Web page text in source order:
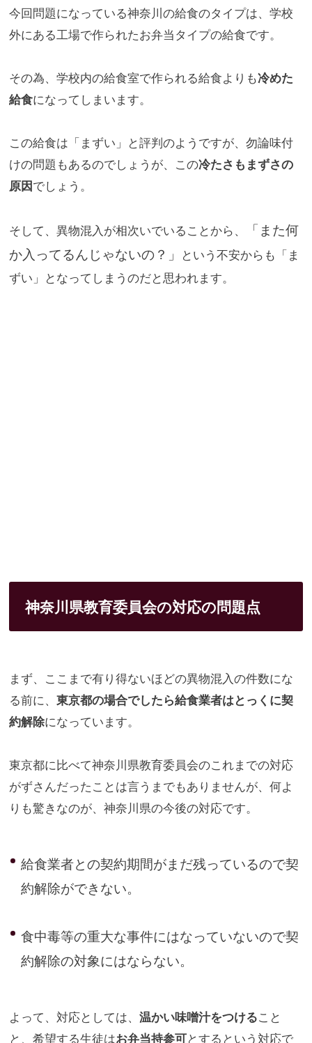
今回問題になっている神奈川の給食のタイプは、学校
外にある工場で作られたお弁当タイプの給食です。
その為、学校内の給食室で作られる給食よりも冷めた
給食になって しまいます。
この給食は「まずい」と評判のようですが、勿論味付
けの問題もあるのでしょうが、この冷たさもまずさの
原因でしょう。
そして、異物混入が相次いでいることから、
「また何
か入ってるん じゃないの？」
という不安からも「ま
ずい」となってしまうのだと思われます。
神奈川県教育委員会の対応の問題点
まず、ここまで有り得ないほどの異物混入の件数にな
る前に、 東京都の場合でしたら給食業者はとっくに契
約解除になっています。
東京都に比べて神奈川県教育委員会のこれまでの対応
がずさんだったことは言うまでもありませんが、何よ
りも驚きなのが、神奈川県の今後の対応です。
給食業者との契約期間がまだ残っているので契
約解除ができない。
食中毒等の重大な事件にはなっていないので契
約解除の対象にはならない。
よって、対応としては、 温かい味噌汁をつけること
と、希望する生徒はお弁当持参可とするという対応で